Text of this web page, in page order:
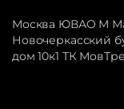
Москва ЮВАО М
Новочеркасский
дом 10к1 ТК